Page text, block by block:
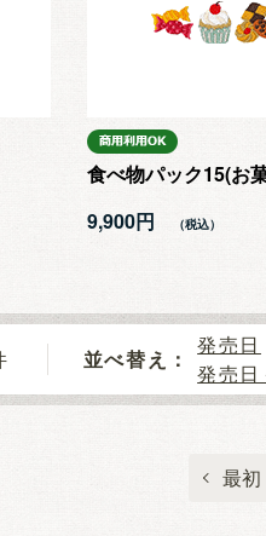
食べ物パック15(お
9,900円
並べ替え：
発売日
発売日
最初